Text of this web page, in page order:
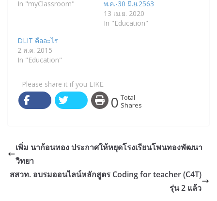
In "myClassroom"
พ.ค.-30 มิ.ย.2563
13 เม.ย. 2020
In "Education"
DLIT คืออะไร
2 ส.ค. 2015
In "Education"
Please share it if you LIKE.
0 Total
Shares
เพิ่ม นาก้อนทอง ประกาศให้หยุดโรงเรียนโพนทองพัฒนา
วิทยา
สสวท. อบรมออนไลน์หลักสูตร Coding for teacher (C4T)
รุ่น 2 แล้ว